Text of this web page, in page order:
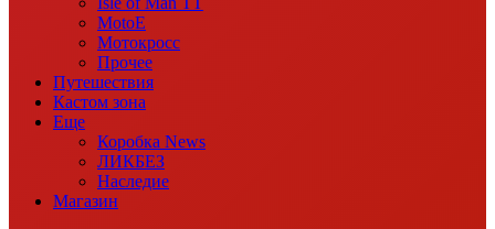
MotoE
Мотокросс
Прочее
Путешествия
Кастом зона
Еще
Коробка News
ЛИКБЕЗ
Наследие
Магазин